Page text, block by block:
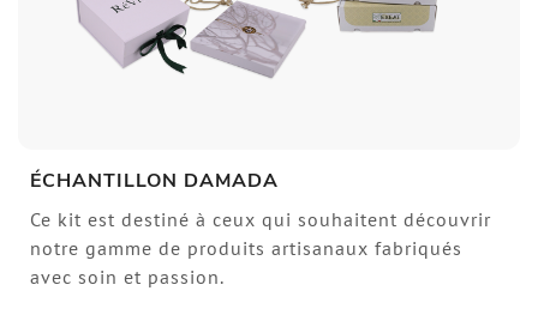
ÉCHANTILLON DAMADA
Ce kit est destiné à ceux qui souhaitent découvrir
notre gamme de produits artisanaux fabriqués
avec soin et passion.